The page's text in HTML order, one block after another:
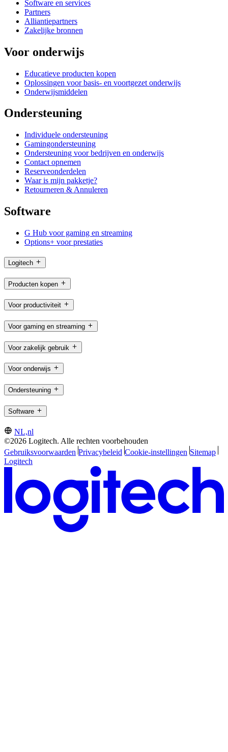
Software en services
Partners
Alliantiepartners
Zakelijke bronnen
Voor onderwijs
Educatieve producten kopen
Oplossingen voor basis- en voortgezet onderwijs
Onderwijsmiddelen
Ondersteuning
Individuele ondersteuning
Gamingondersteuning
Ondersteuning voor bedrijven en onderwijs
Contact opnemen
Reserveonderdelen
Waar is mijn pakketje?
Retourneren & Annuleren
Software
G Hub voor gaming en streaming
Options+ voor prestaties
Logitech
Producten kopen
Voor productiviteit
Voor gaming en streaming
Voor zakelijk gebruik
Voor onderwijs
Ondersteuning
Software
NL,nl
©2026 Logitech. Alle rechten voorbehouden
Gebruiksvoorwaarden Privacybeleid Cookie-instellingen Sitemap
Logitech